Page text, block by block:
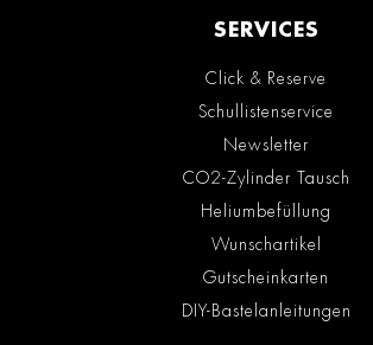
SERVICES
Click & Reserve
Schullistenservice
Newsletter
CO2-Zylinder Tausch
Heliumbefüllung
Wunschartikel
Gutscheinkarten
DIY-Bastelanleitungen